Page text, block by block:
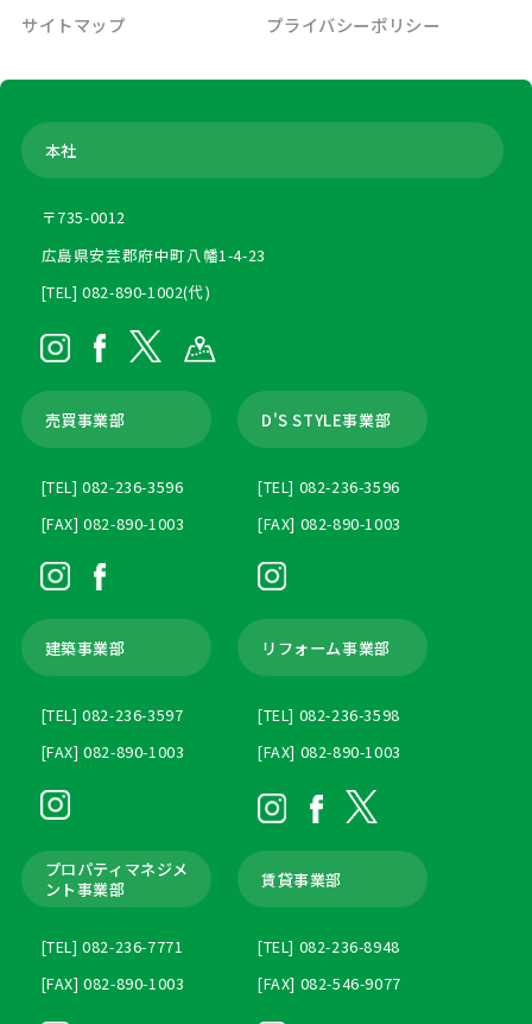
サイトマップ プライバシーポリシー
本社
〒735-0012
広島県安芸郡府中町八幡1-4-23
[TEL] 082-890-1002(代)
売買事業部
[TEL] 082-236-3596
[FAX] 082-890-1003
D'S STYLE事業部
[TEL] 082-236-3596
[FAX] 082-890-1003
建築事業部
[TEL] 082-236-3597
[FAX] 082-890-1003
リフォーム事業部
[TEL] 082-236-3598
[FAX] 082-890-1003
プロパティマネジメ
ント事業部
[TEL] 082-236-7771
[FAX] 082-890-1003
賃貸事業部
[TEL] 082-236-8948
[FAX] 082-546-9077